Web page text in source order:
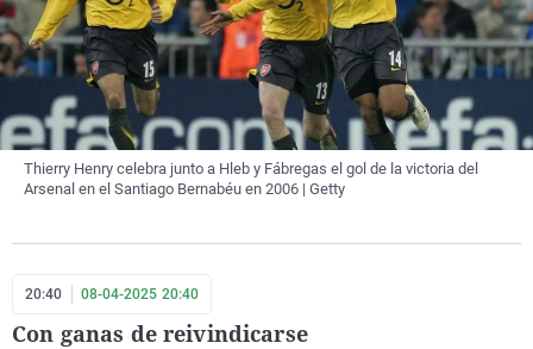
Thierry Henry celebra junto a Hleb y Fábregas el gol de la victoria del
Arsenal en el Santiago Bernabéu en 2006 | Getty
20:40 08-04-2025 20:40
Con ganas de reivindicarse